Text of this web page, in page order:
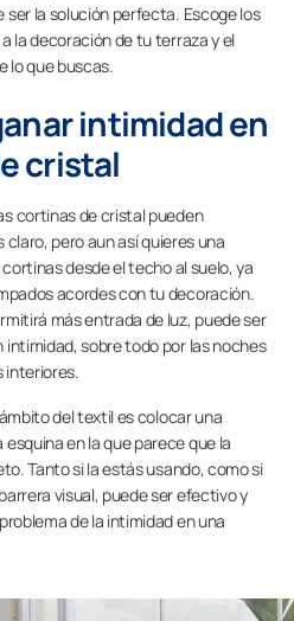
la solución perfecta. Escoge los
la decoración de tu terraza y el
lo que buscas.
intimidad en
cristal
cortinas de cristal pueden
pero aun así quieres una
desde el techo al suelo, ya
acordes con tu decoración.
más entrada de luz, puede ser
sobre todo por las noches
interiores.
del textil es colocar una
en la que parece que la
Tanto si la estás usando, como si
visual, puede ser efectivo y
de la intimidad en una